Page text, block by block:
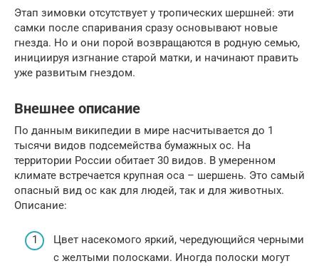
Этап зимовки отсутствует у тропических шершней: эти
самки после спаривания сразу основывают новые
гнезда. Но и они порой возвращаются в родную семью,
инициируя изгнание старой матки, и начинают править
уже развитым гнездом.
Внешнее описание
По данным википедии в мире насчитывается до 1
тысячи видов подсемейства бумажных ос. На
территории России обитает 30 видов. В умеренном
климате встречается крупная оса – шершень. Это самый
опасный вид ос как для людей, так и для животных.
Описание:
Цвет насекомого яркий, чередующийся черными
с желтыми полосками. Иногда полоски могут